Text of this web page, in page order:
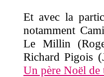
Et avec la
notamment
Le Millin
Richard Pigois
Un père Noël de